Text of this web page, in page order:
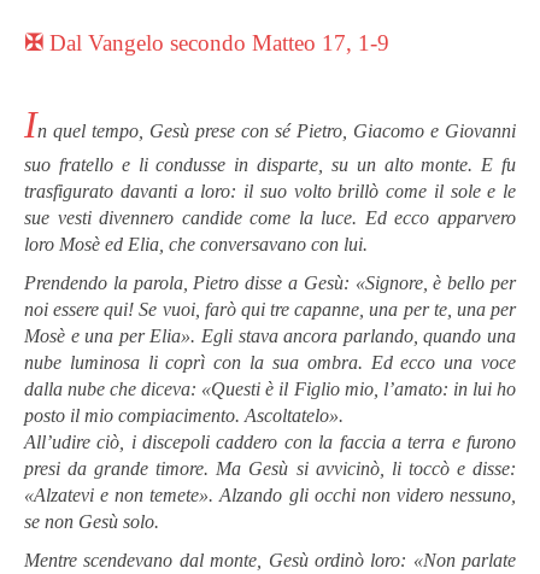
✠ Dal Vangelo secondo Matteo 17, 1-9
In quel tempo, Gesù prese con sé Pietro, Giacomo e Giovanni
suo fratello e li condusse in disparte, su un alto monte. E fu
trasfigurato davanti a loro: il suo volto brillò come il sole e le
sue vesti divennero candide come la luce. Ed ecco apparvero
loro Mosè ed Elia, che conversavano con lui.
Prendendo la parola, Pietro disse a Gesù: «Signore, è bello per
noi essere qui! Se vuoi, farò qui tre capanne, una per te, una per
Mosè e una per Elia». Egli stava ancora parlando, quando una
nube luminosa li coprì con la sua ombra. Ed ecco una voce
dalla nube che diceva: «Questi è il Figlio mio, l’amato: in lui ho
posto il mio compiacimento. Ascoltatelo».
All’udire ciò, i discepoli caddero con la faccia a terra e furono
presi da grande timore. Ma Gesù si avvicinò, li toccò e disse:
«Alzatevi e non temete». Alzando gli occhi non videro nessuno,
se non Gesù solo.
Mentre scendevano dal monte, Gesù ordinò loro: «Non parlate